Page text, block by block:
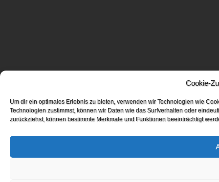
Cookie-
Um dir ein optimales Erlebnis zu bieten, verwenden wir Technologien wie
Technologien zustimmst, können wir Daten wie das Surfverhalten oder
zurückziehst, können bestimmte Merkmale und Funktionen beeinträchtigt